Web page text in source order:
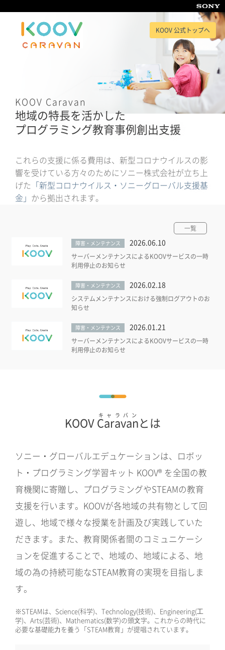
KOOV 公式トップへ
KOOV Caravan
地域の特長を活かした
プログラミング教育事例創出支援
これらの支援に係る費用は、新型コロナウイルスの影
響を受けている方々のためにソニー株式会社が立ち上
げた
「新型コロナウイルス・ソニーグローバル支援基
金」 から拠出されます。
一覧
障害・メンテナンス 2026.06.10
サーバーメンテナンスによるKOOVサービスの一時
利用停止のお知らせ
障害・メンテナンス 2026.02.18
システムメンテナンスにおける強制ログアウトのお
知らせ
障害・メンテナンス 2026.01.21
サーバーメンテナンスによるKOOVサービスの一時
利用停止のお知らせ
KOOV Caravan
キャラバン
とは
ソニー・グローバルエデュケーションは、ロボッ
ト・プログラミング学習キット KOOV® を全国の教
育機関に寄贈し、プログラミングやSTEAMの教育
支援を行います。KOOVが各地域の共有物として回
遊し、地域で様々な授業を計画及び実践していた
だきます。また、教育関係者間のコミュニケーシ
ョンを促進することで、地域の、地域による、地
域の為の持続可能なSTEAM教育の実現を目指しま
す。
※STEAMは、Science(科学)、Technology(技術)、Engineering(⼯
学)、Arts(芸術)、Mathematics(数学)の頭⽂字。これからの時代に
必要な基礎能⼒を養う「STEAM教育」が提唱されています。